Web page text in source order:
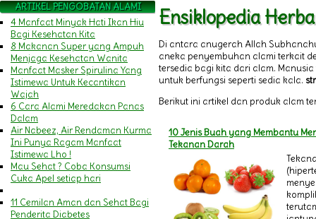
ARTIKEL PENGOBATAN ALAMI
4 Manfaat Minyak Hati Ikan Hiu
Bagi Kesehatan Kita
8 Makanan Super yang Ampuh
Menjaga Kesehatan Wanita
Manfaat Masker Spirulina Yang
Istimewa Untuk Kecantikan
Wajah
6 Cara Alami Meredakan Panas
Dalam
Air Nabeez, Air Rendaman Kurma
Ini Punya Ragam Manfaat
Istimewa Lho !
Mau Sehat ? Coba Konsumsi
Cuka Apel setiap hari
11 Cemilan Aman dan Sehat Bagi
Penderita Diabetes
Ensiklopedia
Di antara anugerah Allah
aneka penyembuhan alami terkait
tersedia bagi kita dari alam.
untuk berfungsi seperti sedia kala.
Berikut ini artikel dan produk alam
10 Jenis Buah yang Membantu
Tekanan Darah